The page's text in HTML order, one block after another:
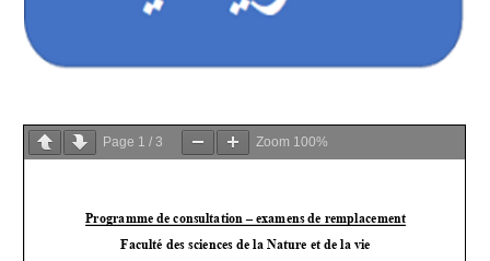
Page 1 / 3 Zoom 100%